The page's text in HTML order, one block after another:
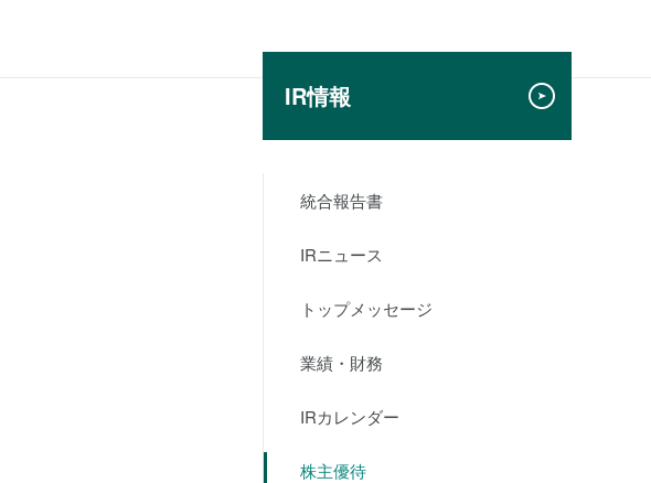
IR情報
統合報告書
IRニュース
トップメッセージ
業績・財務
IRカレンダー
株主優待